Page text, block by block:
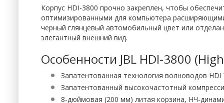
Корпус HDI-3800 прочно закреплен, чтобы
оптимизированными для компьютера
черный глянцевый автомобильный цвет или
элегантный внешний вид.
Особенности JBL HDI-3800
Запатентованная технология волноводов
Запатентованный высокочастотный
8-дюймовая (200 мм) литая корзина, НЧ-